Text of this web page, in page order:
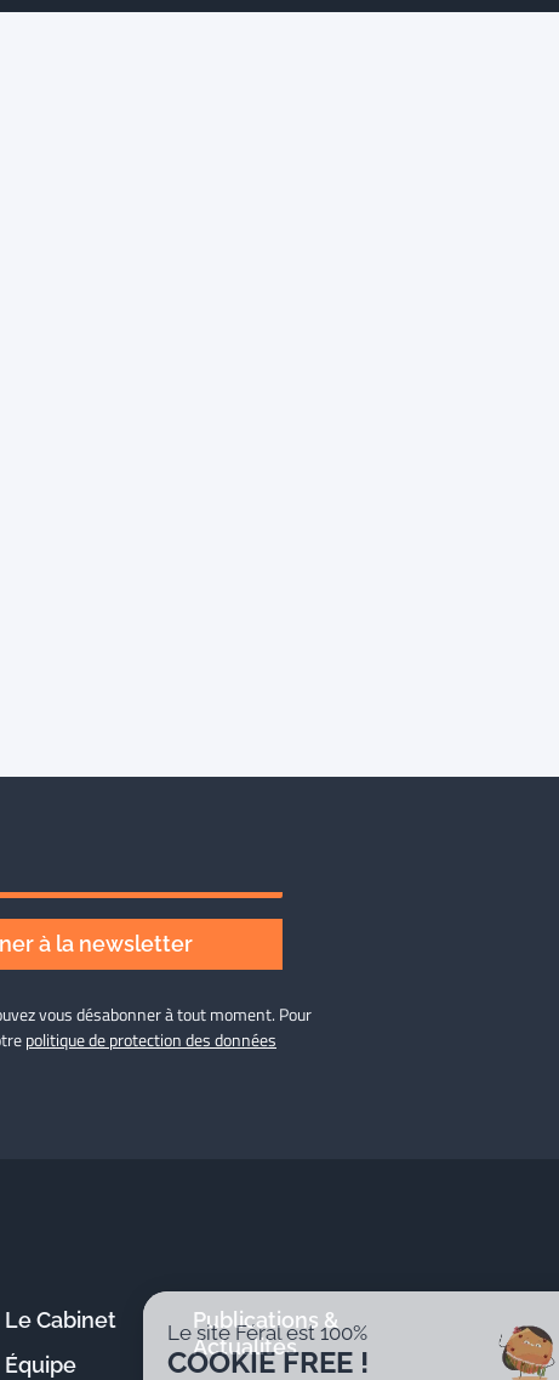
à la newsletter
vous désabonner à tout moment. Pour
politique de protection des données
Le Cabinet
Équipe
Publications &
Actualités
Le site Féral est 100%
COOKIE FREE !